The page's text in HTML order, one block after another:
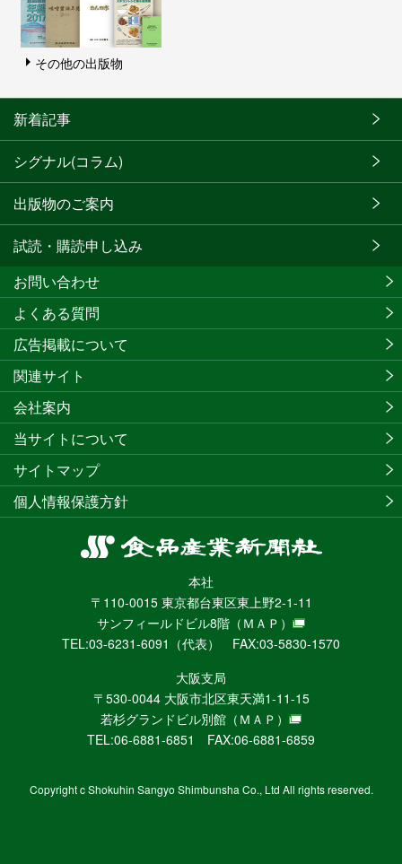
その他の出版物
新着記事
シグナル(コラム)
出版物のご案内
試読・購読申し込み
食
産
業
新
聞
社
ニ
ュ
ー
WEB
本社
〒110-0015 東京都台東区東上野2-1-11
サンフィールドビル8階 （ＭＡＰ）
TEL:03-6231-6091（代表） FAX:03-5830-1570
大阪支局
〒530-0044 大阪市北区東天満1-11-15
若杉グランドビル別館 （ＭＡＰ）
TEL:06-6881-6851 FAX:06-6881-6859
お問い合わせ
よくある質問
広告掲載について
関連サイト
会社案内
当サイトについて
サイトマップ
個人情報保護方針
Copyright c Shokuhin Sangyo Shimbunsha Co., Ltd All rights reserved.